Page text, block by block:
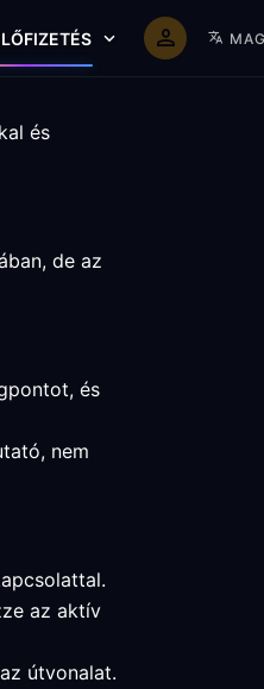
és
de az
és
nem
az aktív
útvonalat.